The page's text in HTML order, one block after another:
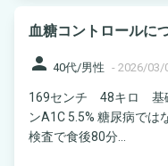
血糖コントロールに
person 40代/男性 - 2026/03/
169センチ 48キロ 基
ンA1C 5.5% 糖尿病で
検査で食後80分...